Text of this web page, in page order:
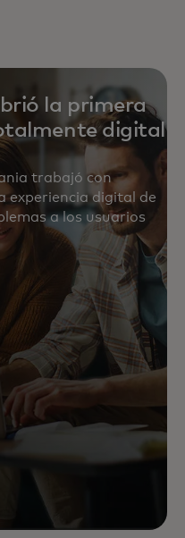
la primera
digital
trabajó con
experiencia digital de
a los usuarios